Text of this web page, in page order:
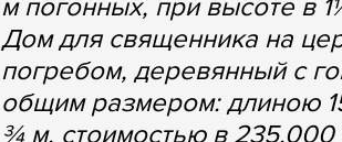
м погонных, при высоте в
Дом для священника на
погребом, деревянный с
общим размером: длиною
¾ м, стоимостью в 235.000